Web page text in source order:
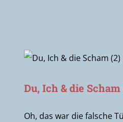
Du, Ich & die
Oh, das war die falsche